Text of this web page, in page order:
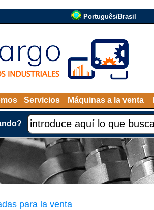
Português/Brasil
Servicios Máquinas a la venta
para la venta